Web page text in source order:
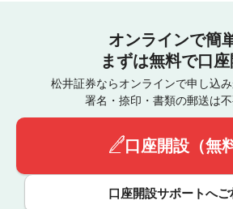
オンラインで簡
まずは無料で口
松井証券ならオンラインで申し込み
署名・捺印・書類の郵送は不
口座開設（無料
口座開設サポートへご